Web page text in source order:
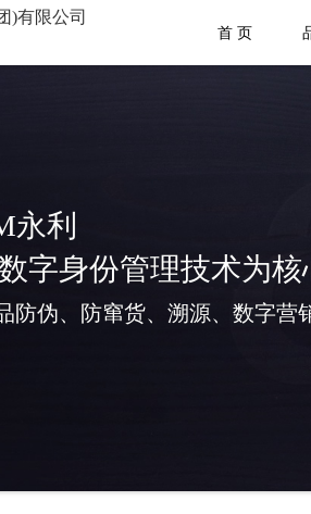
)有限公司
首 页
永利
字身份管理技术为核
防伪、防窜货、溯源、数字营